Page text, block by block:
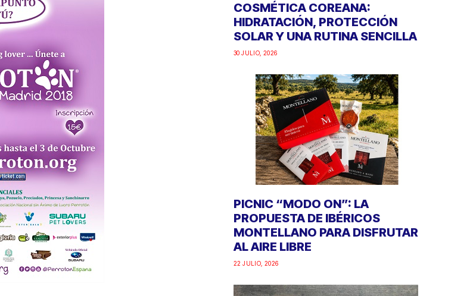
COSMÉTICA COREANA:
HIDRATACIÓN, PROTECCIÓN
SOLAR Y UNA RUTINA SENCILLA
30 JULIO, 2026
PICNIC “MODO ON”: LA
PROPUESTA DE IBÉRICOS
MONTELLANO PARA DISFRUTAR
AL AIRE LIBRE
22 JULIO, 2026